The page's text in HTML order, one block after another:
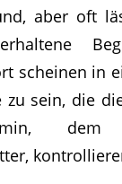
aber oft
scheinen in
zu sein, die
dem